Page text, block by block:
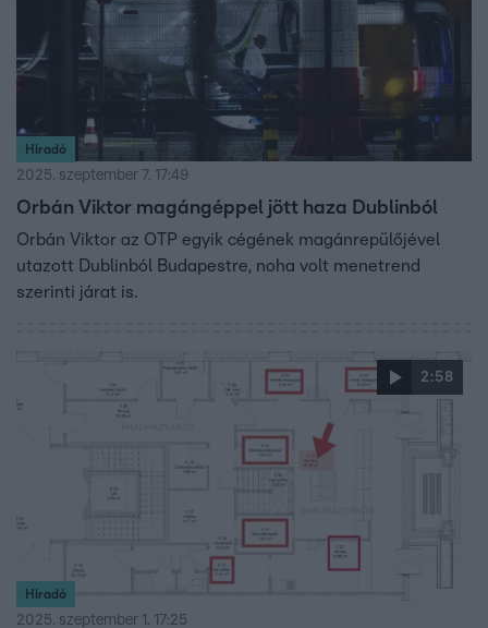
Híradó
2025. szeptember 7. 17:49
Orbán Viktor magángéppel jött haza Dublinból
Orbán Viktor az OTP egyik cégének magánrepülőjével
utazott Dublinból Budapestre, noha volt menetrend
szerinti járat is.
2:58
Híradó
2025. szeptember 1. 17:25